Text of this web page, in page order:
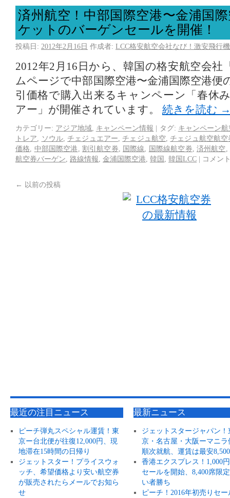
済州航空！中部国際空港〜金浦国
ケットのバーゲンセールを開催！
投稿日: 2012年2月16日 作成者: LCC格安航空会社なび！激安飛行
2012年2月16日から、韓国の格安航空会社
ムページで中部国際空港〜金浦国際空港便
引価格で購入出来るキャンペーン「春休
アー」が開催されています。 続きを読む
カテゴリー: アジア地域 キャンペーン情報 | タグ: キャンペーン
トレア
ソウル, チェジュエアー チェジュ航空
チェジュ航空航空
価格
中部国際空港 割引航空券 国際線 国際線航空券 済州航空
航空券バーゲン
路線情報 金浦国際空港 韓国 韓国LCC | コメン
← 以前の投稿
最近の注目ニュース
ピーチ弾丸スペシャル運賃！東
京ー台北便が往復12,000円、現
地滞在15時間の日帰り
ジェットスター！プライスウォ
ッチ、希望価格より安い航空券
が販売されたらメールでお知ら
せ
最新ニュース
ジェットスタージャパン！
京・名古屋・大阪ーマニラ
順次就航、運賃は最安
香港エクスプレス！1,000
セールを開始、8,400席限
い者勝ち
ピーチ！2016年初売りセー